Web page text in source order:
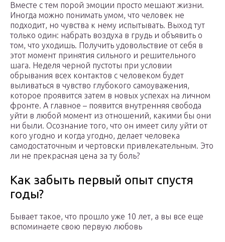
Вместе с тем порой эмоции просто мешают жизни.
Иногда можно понимать умом, что человек не
подходит, но чувства к нему испытывать. Выход тут
только один: набрать воздуха в грудь и объявить о
том, что уходишь. Получить удовольствие от себя в
этот момент принятия сильного и решительного
шага. Неделя черной пустоты при условии
обрывания всех контактов с человеком будет
выливаться в чувство глубокого самоуважения,
которое проявится затем в новых успехах на личном
фронте. А главное – появится внутренняя свобода
уйти в любой момент из отношений, какими бы они
ни были. Осознание того, что он имеет силу уйти от
кого угодно и когда угодно, делает человека
самодостаточным и чертовски привлекательным. Это
ли не прекрасная цена за ту боль?
Как забыть первый опыт спустя
годы?
Бывает такое, что прошло уже 10 лет, а вы все еще
вспоминаете свою первую любовь